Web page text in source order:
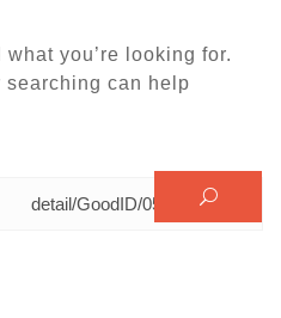
what you’re looking for.
can help.
البحث عن: